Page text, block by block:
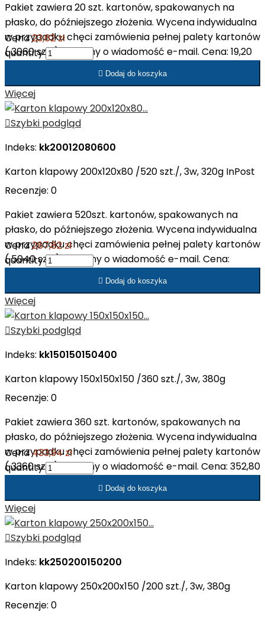
Pakiet zawiera 20 szt. kartonów, spakowanych na
płasko, do późniejszego złożenia. Wycena indywidualna
w przypadku chęci zamówienia pełnej palety kartonów
( 3060 szt. ). Prosimy o wiadomość e-mail. Cena: 19,20
Cena23,62 zł
quantity
 Dodaj do koszyka
Więcej
Szybki podgląd
Indeks: kk20012080600
Karton klapowy 200x120x80 /520 szt./, 3w, 320g InPost
Recenzje: 0
Pakiet zawiera 520szt. kartonów, spakowanych na
płasko, do późniejszego złożenia. Wycena indywidualna
w przypadku chęci zamówienia pełnej palety kartonów
( 5040 szt. ). Prosimy o wiadomość e-mail. Cena:
Cena287,82 zł
quantity
 Dodaj do koszyka
Więcej
Szybki podgląd
Indeks: kk150150150400
Karton klapowy 150x150x150 /360 szt./, 3w, 380g
Recenzje: 0
Pakiet zawiera 360 szt. kartonów, spakowanych na
płasko, do późniejszego złożenia. Wycena indywidualna
w przypadku chęci zamówienia pełnej palety kartonów
( 3360 szt. ). Prosimy o wiadomość e-mail. Cena: 352,80
Cena433,94 zł
quantity
 Dodaj do koszyka
Więcej
Szybki podgląd
Indeks: kk250200150200
Karton klapowy 250x200x150 /200 szt./, 3w, 380g
Recenzje: 0